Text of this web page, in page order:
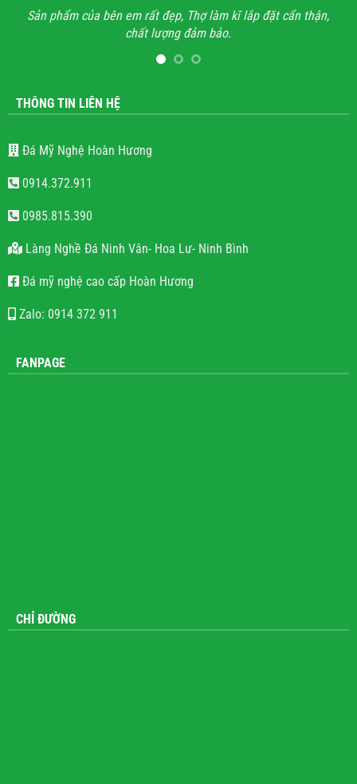
Anh đã đi xem rất nhiều những công trình lăng mộ đá, hầu
hết mọi công trình không thấy sự sắc sảo, tinh tế, họ chỉ làm
lượng.
Đá Mỹ Nghệ Hoàn Hương
0914.372.911
0985.815.390
Làng Nghề Đá Ninh Vân- Hoa Lư- Ninh Bình
Đá mỹ nghệ cao cấp Hoàn Hương